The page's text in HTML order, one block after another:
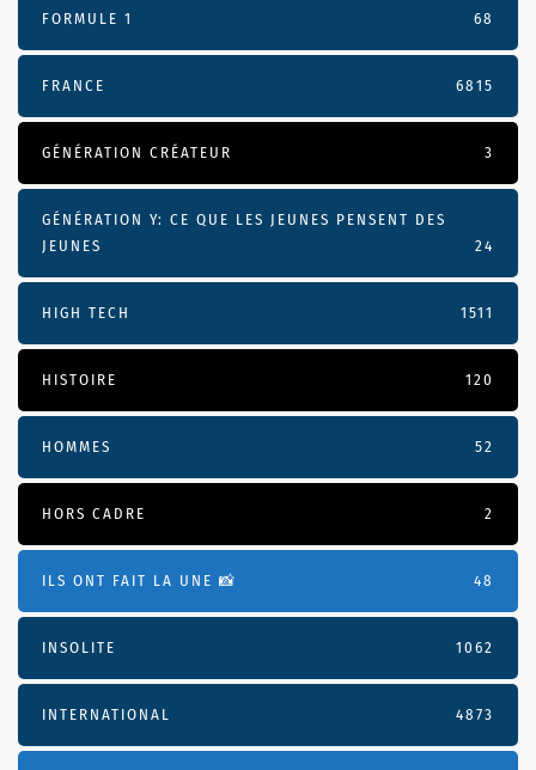
FORMULE 1 68
FRANCE 6815
GÉNÉRATION CRÉATEUR 3
GÉNÉRATION Y: CE QUE LES JEUNES PENSENT DES
JEUNES
24
HIGH TECH 1511
HISTOIRE 120
HOMMES 52
HORS CADRE 2
ILS ONT FAIT LA UNE 📸 48
INSOLITE 1062
INTERNATIONAL 4873